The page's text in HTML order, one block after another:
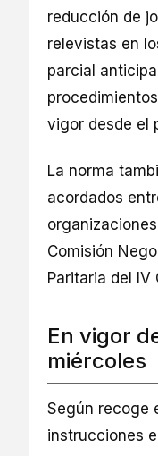
reducción de
relevistas en
parcial
vigor desde el
La norma
acordados
Comisión
Paritaria del IV
En vigor
miércoles
Según recoge
instrucciones